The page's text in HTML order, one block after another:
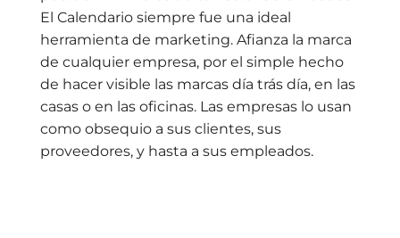
El Calendario siempre fue una ideal
herramienta de marketing. Afianza la marca
de cualquier empresa, por el simple hecho
de hacer visible las marcas día trás día, en las
casas o en las oficinas. Las empresas lo usan
como obsequio a sus clientes, sus
proveedores, y hasta a sus empleados.